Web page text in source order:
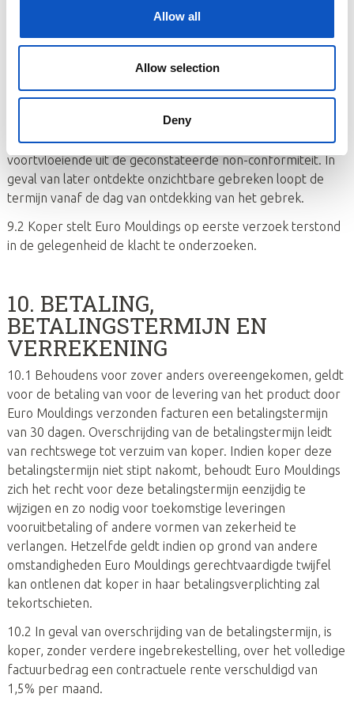
Allow all
Allow selection
Deny
BEOORDELING VAN DE KLACHT
9.1 Indien het onderzoek als bedoeld in het vorige artikel
een geval van non-conformiteit aan het licht brengt, dient
te rekenen vanaf de dag volgend op de dag waarop het
onderzoek heeft plaatsgevonden, schriftelijk mededeling te
doen, op straffe van verlies van al haar rechten
voortvloeiende uit de geconstateerde non-conformiteit. In
geval van later ontdekte onzichtbare gebreken loopt de
termijn vanaf de dag van ontdekking van het gebrek.
9.2 Koper stelt Euro Mouldings op eerste verzoek terstond
in de gelegenheid de klacht te onderzoeken.
10. BETALING,
BETALINGSTERMIJN EN
VERREKENING
10.1 Behoudens voor zover anders overeengekomen, geldt
voor de betaling van voor de levering van het product door
Euro Mouldings verzonden facturen een betalingstermijn
van 30 dagen. Overschrijding van de betalingstermijn leidt
van rechtswege tot verzuim van koper. Indien koper deze
betalingstermijn niet stipt nakomt, behoudt Euro Mouldings
zich het recht voor deze betalingstermijn eenzijdig te
wijzigen en zo nodig voor toekomstige leveringen
vooruitbetaling of andere vormen van zekerheid te
verlangen. Hetzelfde geldt indien op grond van andere
omstandigheden Euro Mouldings gerechtvaardigde twijfel
kan ontlenen dat koper in haar betalingsverplichting zal
tekortschieten.
10.2 In geval van overschrijding van de betalingstermijn, is
koper, zonder verdere ingebrekestelling, over het volledige
factuurbedrag een contractuele rente verschuldigd van
1,5% per maand.